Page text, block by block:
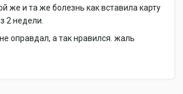
же и та же болезнь как вставила карту
2 недели.
оправдал, а так нравился. жаль